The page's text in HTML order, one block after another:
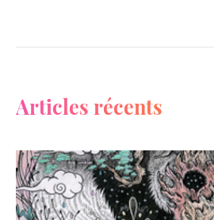
Articles récents